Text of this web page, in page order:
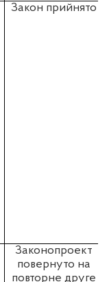
Закон прийнято
Законопроект
повернуто на
повторне друге